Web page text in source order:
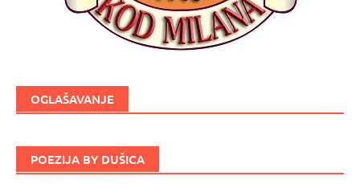
OGLAŠAVANJE
POEZIJA BY DUŠICA